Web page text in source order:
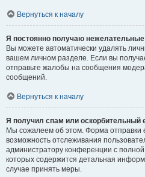
Вернуться к началу
Я постоянно получаю
Вы можете автоматически удалять
вашем личном разделе. Если вы
отправьте жалобы на сообщения
сообщений.
Вернуться к началу
Я получил спам или оскорбительный
Мы сожалеем об этом. Форма отправки
возможность отслеживания
администратору конференции с полной
которых содержится детальная
случае принять меры.